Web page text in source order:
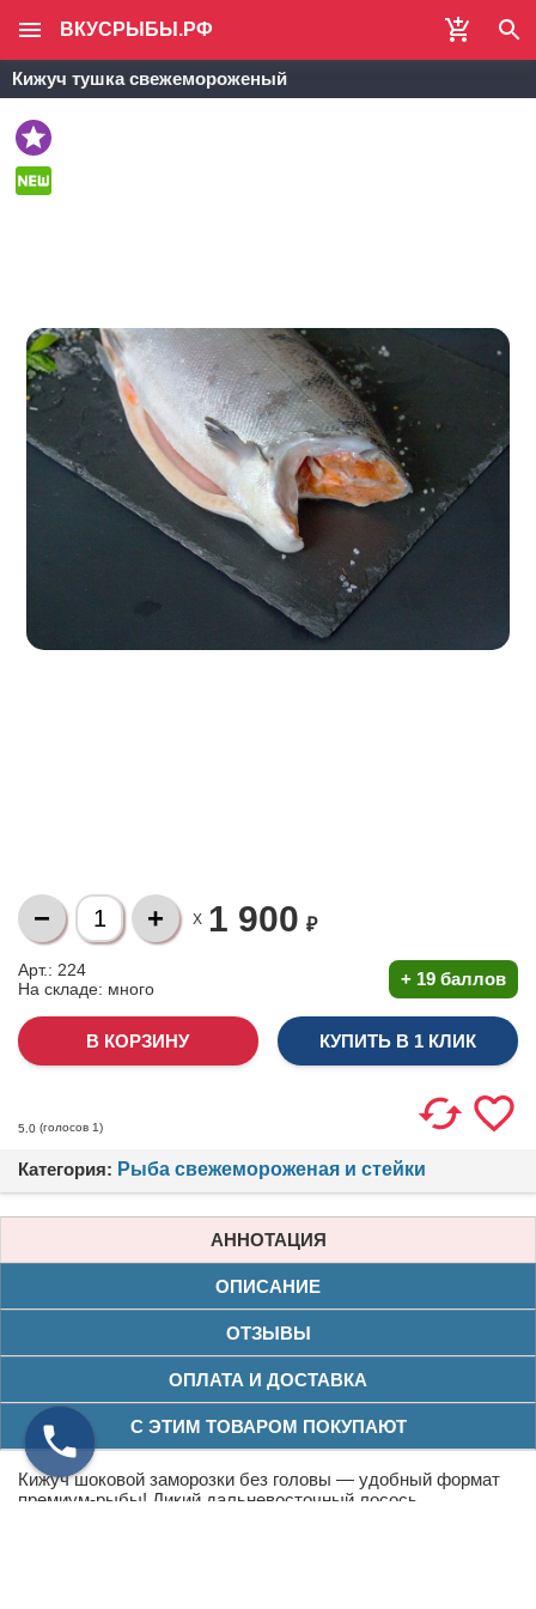
ВКУСРЫБЫ.РФ
Кижуч тушка свежемороженый
X 1 900 ₽
Арт.: 224
На складе: много + 19 баллов
КУПИТЬ В 1 КЛИК
5.0 (голосов 1)
Категория: Рыба свежемороженая и стейки
АННОТАЦИЯ
ОПИСАНИЕ
ОТЗЫВЫ
ОПЛАТА И ДОСТАВКА
С ЭТИМ ТОВАРОМ ПОКУПАЮТ
Кижуч шоковой заморозки без головы — удобный формат
премиум-рыбы! Дикий дальневосточный лосось,